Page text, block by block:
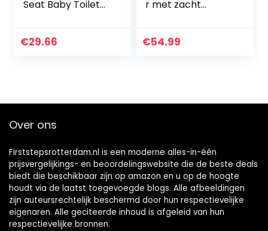
Seat Baby Toilet
Toilet Potty Chair
€29.66
r met zacht
meerkleurig,
€54.99
Over ons
Firststepsrotterdam.nl is een moderne alles-in-één
prijsvergelijkings- en beoordelingswebsite die de beste deals
biedt die beschikbaar zijn op amazon en u op de hoogte
houdt via de laatst toegevoegde blogs. Alle afbeeldingen
zijn auteursrechtelijk beschermd door hun respectievelijke
eigenaren. Alle geciteerde inhoud is afgeleid van hun
respectievelijke bronnen.